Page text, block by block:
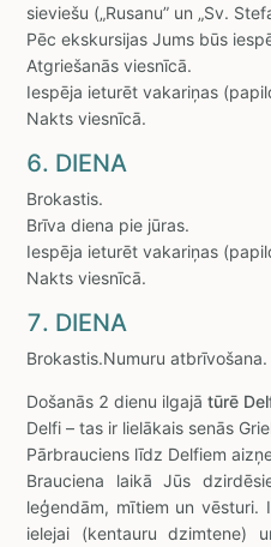
sieviešu („Rusanu” un „Sv.
Pēc ekskursijas Jums būs
Atgriešanās viesnīcā.
Iespēja ieturēt vakariņas
Nakts viesnīcā.
6. DIENA
Brokastis.
Brīva diena pie jūras.
Iespēja ieturēt vakariņas
Nakts viesnīcā.
7. DIENA
Brokastis.Numuru atbrīvošana.
Došanās 2 dienu ilgajā tūrē
Delfi – tas ir lielākais senās
Pārbrauciens līdz Delfiem
Brauciena laikā Jūs
leģendām, mītiem un vēsturi.
ielejai (kentauru dzimtene)